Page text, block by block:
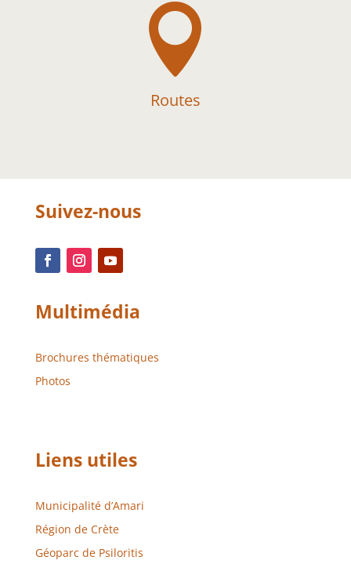

Routes
Suivez-nous
Multimédia
Brochures thématiques
Photos
Liens utiles
Municipalité d’Amari
Région de Crète
Géoparc de Psiloritis